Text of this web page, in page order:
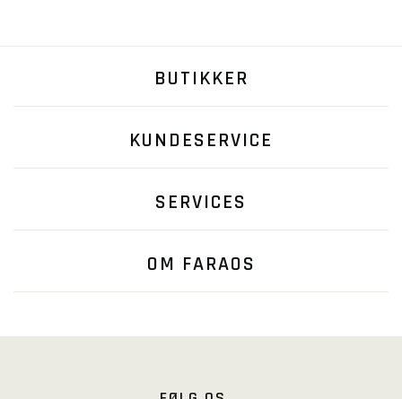
BUTIKKER
KUNDESERVICE
SERVICES
OM FARAOS